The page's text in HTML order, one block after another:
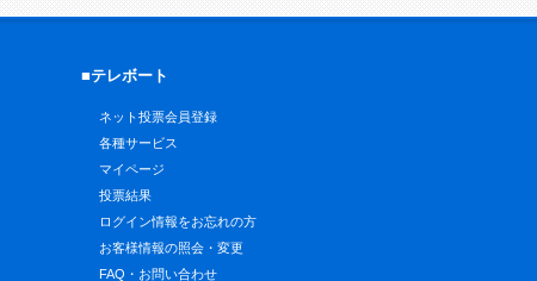
■テレボート
ネット投票会員登録
各種サービス
マイページ
投票結果
ログイン情報をお忘れの方
お客様情報の照会・変更
FAQ・お問い合わせ